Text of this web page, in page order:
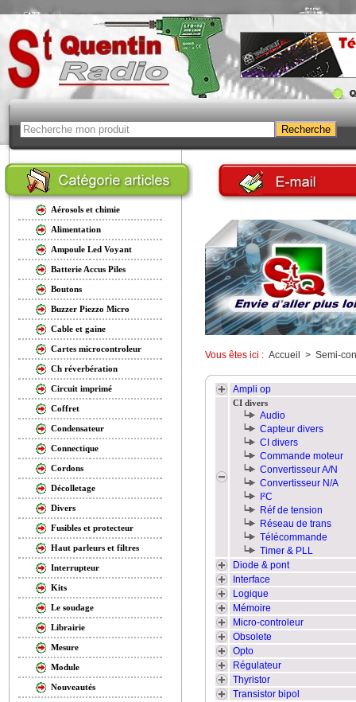
Aérosols et chimie
Alimentation
Ampoule Led Voyant
Batterie Accus Piles
Boutons
Buzzer Piezzo Micro
Cable et gaine
Cartes microcontroleur
Ch réverbération
Circuit imprimé
Coffret
Condensateur
Connectique
Cordons
Décolletage
Divers
Fusibles et protecteur
Haut parleurs et filtres
Interrupteur
Kits
Le soudage
Librairie
Mesure
Module
Nouveautés
Vous êtes ici : Accueil > Semi-
Ampli op
CI divers
Audio
Capteur divers
CI divers
Commande moteur
Convertisseur A/N
Convertisseur N/A
I²C
Réf de tension
Réseau de trans
Télécommande
Timer & PLL
Diode & pont
Interface
Logique
Mémoire
Micro-controleur
Obsolete
Opto
Régulateur
Thyristor
Transistor bipol